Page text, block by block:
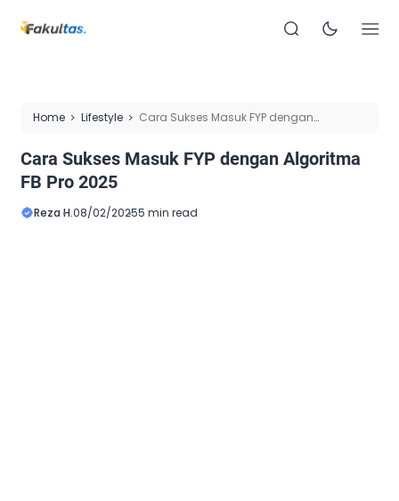
Home Lifestyle
Cara Sukses Masuk FYP dengan
Cara Sukses Masuk FYP dengan Algoritma
FB Pro 2025
Reza H.08/02/20255 min read